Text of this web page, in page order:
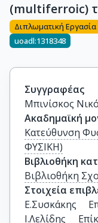
(multiferroic)
Διπλωματική Εργασία
uoadl:1318348
Συγγραφέας
Μπινίσκος
Ακαδημαϊκή
Κατεύθυνση
ΦΥΣΙΚΗ)
Βιβλιοθήκη
Βιβλιοθήκη
Στοιχεία
Ε.Συσκάκης
Ι.Λελίδης